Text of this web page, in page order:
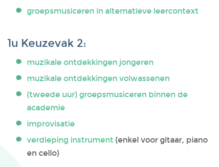
groepsmusiceren in alternatieve leercontext
1u Keuzevak 2:
muzikale ontdekkingen jongeren
muzikale ontdekkingen volwassenen
(tweede uur) groepsmusiceren binnen de
academie
improvisatie
verdieping instrument (enkel voor gitaar, piano
en cello)